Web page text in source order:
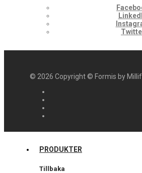
© 2026 Copyright © Formis by
PRODUKTER
Tillbaka